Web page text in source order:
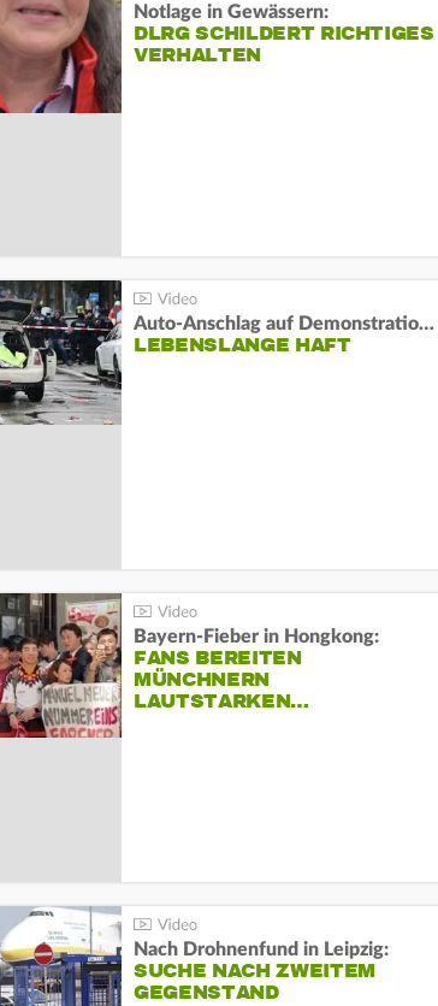
Notlage in Gewässern:
DLRG SCHILDERT RICHTIGES
VERHALTEN
Auto-Anschlag auf Demonstration in München:
LEBENSLANGE HAFT
Bayern-Fieber in Hongkong:
FANS BEREITEN
MÜNCHNERN
LAUTSTARKEN…
Nach Drohnenfund in Leipzig:
SUCHE NACH ZWEITEM
GEGENSTAND